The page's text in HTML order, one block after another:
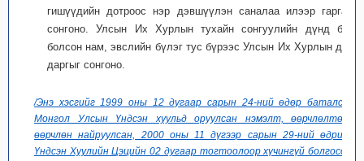
гишүүдийн дотроос нэр дэвшүүлэн саналаа илээр гаргаж
сонгоно. Улсын Их Хурлын тухайн сонгуулийн дүнд бий
болсон нам, эвслийн бүлэг тус бүрээс Улсын Их Хурлын дэд
даргыг сонгоно.
/Энэ хэсгийг 1999 оны 12 дугаар сарын 24-ний өдөр баталсан
Монгол Улсын Үндсэн хуульд оруулсан нэмэлт, өөрчлөлтөөр
өөрчлөн найруулсан, 2000 оны 11 дүгээр сарын 29-ний өдрийн
Үндсэн Хуулийн Цэцийн 02 дугаар тогтоолоор хүчингүй болгосон,